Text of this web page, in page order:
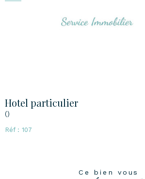
Hotel particulier
()
Réf : 107
Ce bien vous